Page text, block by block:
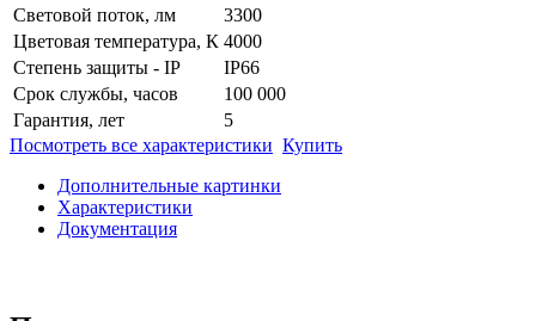
Световой поток, лм
3300
Цветовая температура, К 4000
Степень защиты - IP
IP66
Срок службы, часов
100 000
Гарантия, лет
5
Посмотреть все характеристики Купить
Дополнительные картинки
Характеристики
Документация